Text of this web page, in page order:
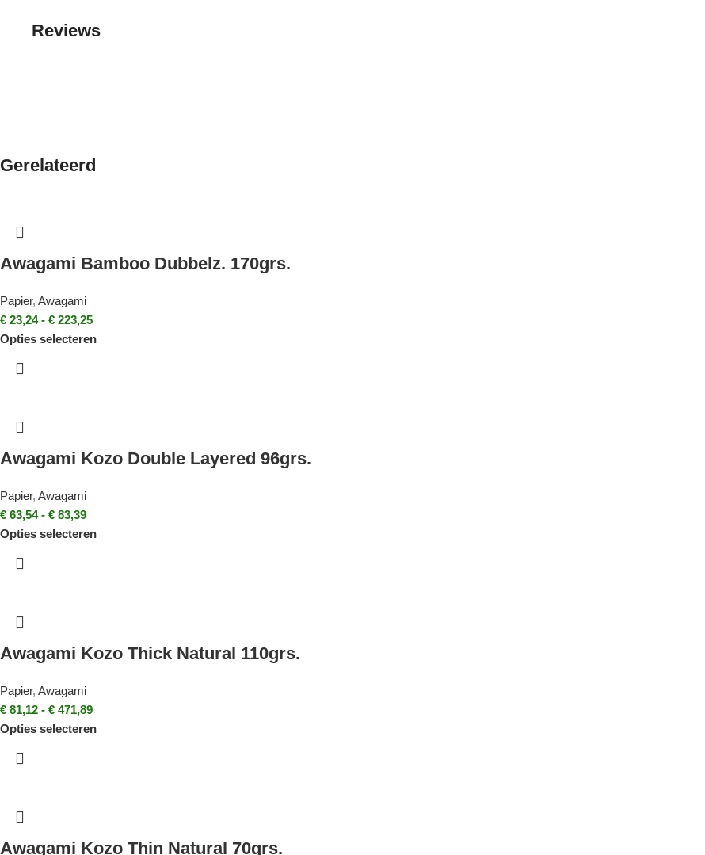
Reviews
Gerelateerd
Awagami Bamboo Dubbelz. 170grs.
Papier, Awagami
€ 23,24 - € 223,25
Opties selecteren
Awagami Kozo Double Layered 96grs.
Papier, Awagami
€ 63,54 - € 83,39
Opties selecteren
Awagami Kozo Thick Natural 110grs.
Papier, Awagami
€ 81,12 - € 471,89
Opties selecteren
Awagami Kozo Thin Natural 70grs.